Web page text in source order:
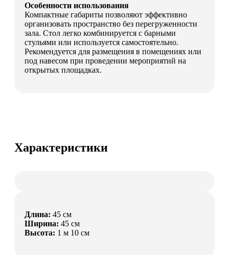
Особенности использования
Компактные габариты позволяют эффективно
организовать пространство без перегруженности
зала. Стол легко комбинируется с барными
стульями или используется самостоятельно.
Рекомендуется для размещения в помещениях или
под навесом при проведении мероприятий на
открытых площадках.
Характеристики
Длина: 45 см
Ширина: 45 см
Высота: 1 м 10 см